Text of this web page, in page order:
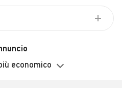
economico